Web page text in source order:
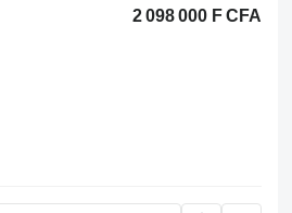
2 098 000 F CFA